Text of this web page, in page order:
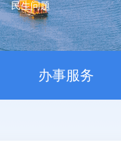
民生问题
办事服务